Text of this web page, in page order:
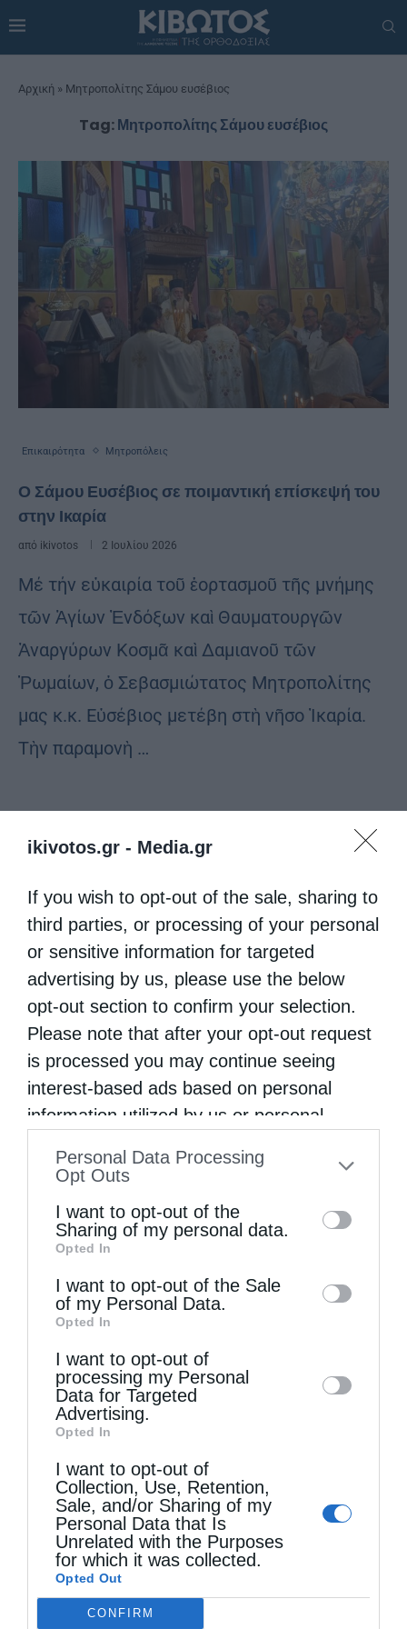
ikivotos.gr - Media.gr
If you wish to opt-out of the sale, sharing to
third parties, or processing of your personal
or sensitive information for targeted
advertising by us, please use the below
opt-out section to confirm your selection.
Please note that after your opt-out request
is processed you may continue seeing
interest-based ads based on personal
information utilized by us or personal
to your opt-out. You may separately opt-out
information by third parties on the IAB’s list
of downstream participants. This
information may also be disclosed by us to
third parties on theIAB’s List of
Downstream Participants
disclose it to other third parties.
Personal Data Processing
Opt Outs
I want to opt-out of the
Sharing of my personal data.
Opted In
I want to opt-out of the Sale
of my Personal Data.
Opted In
I want to opt-out of
processing my Personal
Data for Targeted
Advertising.
Opted In
I want to opt-out of
Collection, Use, Retention,
Sale, and/or Sharing of my
Personal Data that Is
Unrelated with the Purposes
for which it was collected.
Opted Out
CONFIRM
Αρχική » Μητροπολίτης Σάμου ευσέβιος
Tag:Μητροπολίτης Σάμου ευσέβιος
Επικαιρότητα Μητροπόλεις
Ο Σάμου Ευσέβιος σε ποιμαντική επίσκεψή του
στην Ικαρία
από ikivotos 2 Ιουλίου 2026
Μέ τήν εὐκαιρία τοῦ ἑορτασμοῦ τῆς μνήμης
τῶν Ἁγίων Ἐνδόξων καὶ Θαυματουργῶν
Ἀναργύρων Κοσμᾶ καὶ Δαμιανοῦ τῶν
Ῥωμαίων, ὁ Σεβασμιώτατος Μητροπολίτης
μας κ.κ. Εὐσέβιος μετέβη στὴ νῆσο Ἰκαρία.
Τὴν παραμονὴ …
Τελευταία άρθρα
Ο Ελληνικός Ερυθρός Σταυρός προτείνει 8
χρήσιμες οδηγίες για την ασφάλεια στο νερό
Ο θείος έρως
Στελέχη των κατασκηνώσεων της Μητροπόλεως
Αλεξανδρουπόλεως στα Πριγκηπόνησα